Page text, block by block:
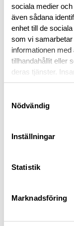
sociala medier
även sådana
enhet till de
som vi
informationen
tillhandahållit eller
deras tjänster.
personuppgifter
Nödvändig
Inställningar
Statistik
Marknadsföring
MAGPUL
MOE®-K2+ Grip –
FDE
345 kr